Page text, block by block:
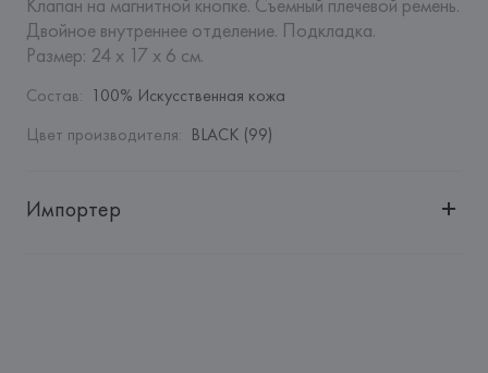
Двойное внутреннее отделение. Подкладка.
Размер: 24 x 17 x 6 см.
Состав: 100% Искусственная кожа
Цвет производителя: BLACK (99)
Импортер